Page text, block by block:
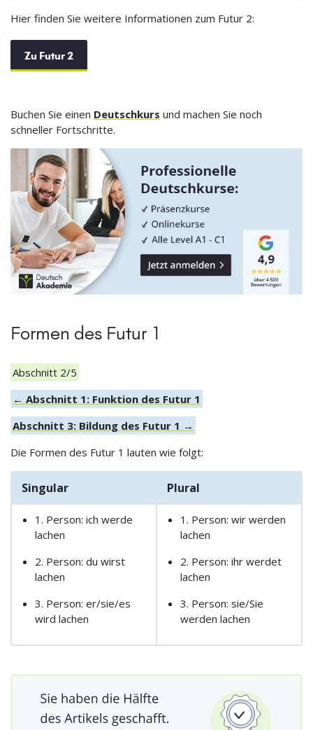
Hier finden Sie weitere Informationen zum Futur 2:
Zu Futur 2
Buchen Sie einen Deutschkurs und machen Sie noch
schneller Fortschritte.
Formen des Futur 1
Abschnitt 2/5
← Abschnitt 1: Funktion des Futur 1
Abschnitt 3: Bildung des Futur 1 →
Die Formen des Futur 1 lauten wie folgt:
Singular Plural
1. Person: ich werde
lachen
2. Person: du wirst
lachen
3. Person: er/sie/es
wird lachen
1. Person: wir werden
lachen
2. Person: ihr werdet
lachen
3. Person: sie/Sie
werden lachen